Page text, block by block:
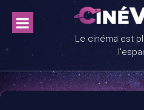
content
Le cinéma est